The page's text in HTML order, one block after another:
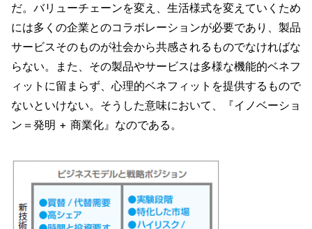
だ。バリューチェーンを変え、生活様式を変えていくため
には多くの企業とのコラボレーションが必要であり、製品
サービスそのものが社会から共感されるものでなければな
らない。また、その製品やサービスは多様な機能的ベネフ
ィットに留まらず、心理的ベネフィットを提供するもので
ないといけない。そうした意味において、『イノベーショ
ン＝発明 + 商業化』なのである。